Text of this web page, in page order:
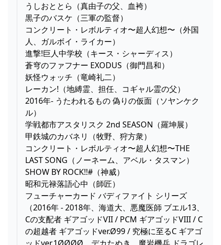
うしおととら（真由子の父、血袴）
黒子のバスケ（三軍の監督）
コンクリート・レボルティオ〜超人幻想〜（外国
人、ガルボイ・ライカー）
進撃!巨人中学校（キース・シャーディス）
蒼穹のファフナー EXODUS（御門昌和）
妖怪ウォッチ（竜崎礼二）
レーカン!（地縛霊、担任、コギャル霊の父）
2016年- うたわれるもの 偽りの仮面（ソヤンケク
ル）
学戦都市アスタリスク 2nd SEASON（羅坤展）
甲鉄城のカバネリ（牧野、狩方衆）
コンクリート・レボルティオ〜超人幻想〜THE
LAST SONG（ノーネーム、アベル・タスマン）
SHOW BY ROCK!!#（神威）
昭和元禄落語心中（師匠）
フューチャーカード バディファイト シリーズ
（2016年 - 2018年、海道大、悪魔医師 ブエル13、
Cの支配者 ギアゴッドVII / PCM ギアゴッドVIII / C
の超越者 ギアゴッドver.Ø99 / 究極に至るC ギアゴ